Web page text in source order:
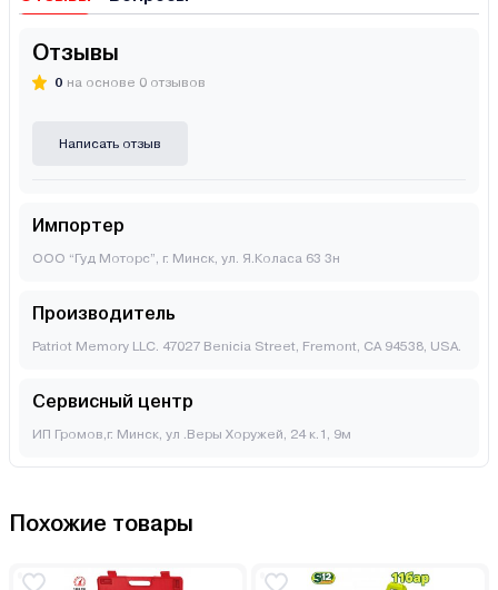
Отзывы
0 на основе 0 отзывов
Написать отзыв
Импортер
ООО “Гуд Моторс”, г. Минск, ул. Я.Коласа 63 3н
Производитель
Patriot Memory LLC. 47027 Benicia Street, Fremont, CA 94538, USA.
Сервисный центр
ИП Громов,г. Минск, ул .Веры Хоружей, 24 к.1, 9м
Похожие товары